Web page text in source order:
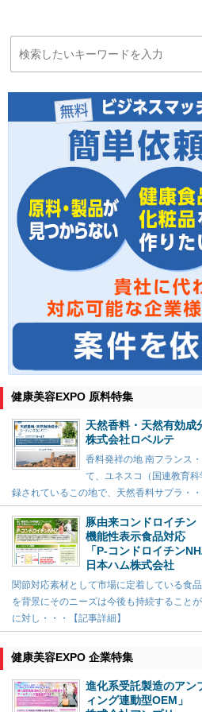
健康美容EXPO 原料特集
天然香料・天然有効成
株式会社ロベルテ
香料発祥の地 南フランス
て、ユネスコ（国連教育
録されているこの地で、天然香料サプラ・・
豚由来コンドロイチン
機能性表示食品対応
「P-コンドロイチン
日本ハム株式会社
関節対応素材として市場に定着している食
を背景にそのニーズは今後も持続すること
に対し・・・【記事詳細】
健康美容EXPO 企業特集
進化系受託製造のアン
ィング連動型OEM」